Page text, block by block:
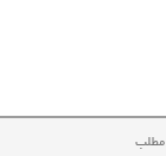
مطلب